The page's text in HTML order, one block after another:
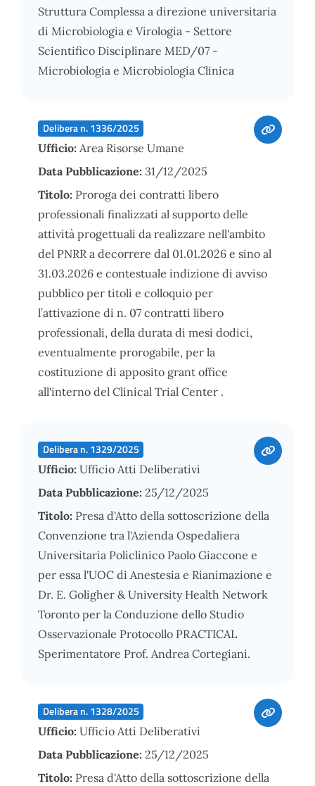
Struttura Complessa a direzione universitaria
di Microbiologia e Virologia - Settore
Scientifico Disciplinare MED/07 -
Microbiologia e Microbiologia Clinica
Delibera n. 1336/2025
Ufficio: Area Risorse Umane
Data Pubblicazione: 31/12/2025
Titolo: Proroga dei contratti libero
professionali finalizzati al supporto delle
attività progettuali da realizzare nell'ambito
del PNRR a decorrere dal 01.01.2026 e sino al
31.03.2026 e contestuale indizione di avviso
pubblico per titoli e colloquio per
l’attivazione di n. 07 contratti libero
professionali, della durata di mesi dodici,
eventualmente prorogabile, per la
costituzione di apposito grant office
all'interno del Clinical Trial Center .
Delibera n. 1329/2025
Ufficio: Ufficio Atti Deliberativi
Data Pubblicazione: 25/12/2025
Titolo: Presa d'Atto della sottoscrizione della
Convenzione tra l'Azienda Ospedaliera
Universitaria Policlinico Paolo Giaccone e
per essa l'UOC di Anestesia e Rianimazione e
Dr. E. Goligher & University Health Network
Toronto per la Conduzione dello Studio
Osservazionale Protocollo PRACTICAL
Sperimentatore Prof. Andrea Cortegiani.
Delibera n. 1328/2025
Ufficio: Ufficio Atti Deliberativi
Data Pubblicazione: 25/12/2025
Titolo: Presa d'Atto della sottoscrizione della